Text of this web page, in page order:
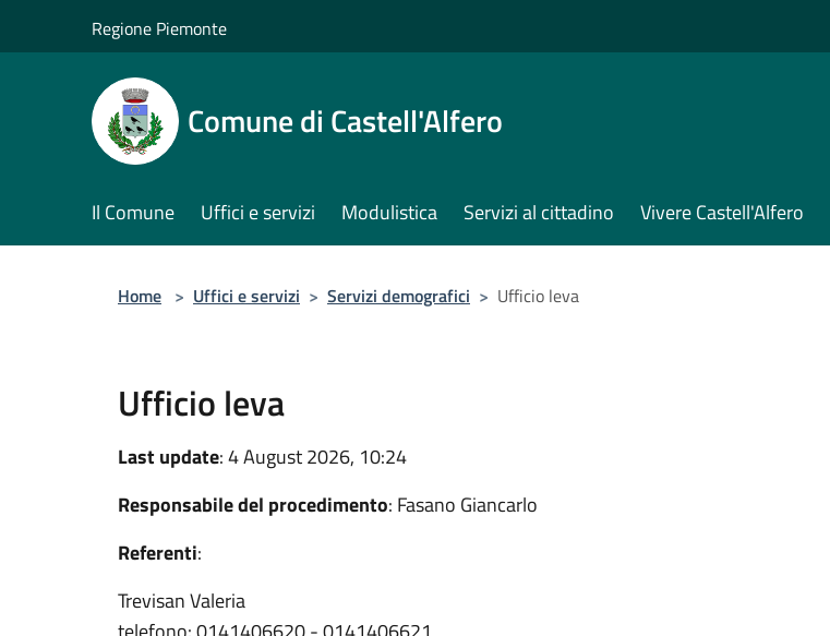
Regione Piemonte
Comune di Castell'Alfero
Il Comune Uffici e servizi Modulistica Servizi al cittadino Vivere Castell'Alfero
Home > Uffici e servizi > Servizi demografici > Ufficio leva
Ufficio leva
Last update: 4 August 2026, 10:24
Responsabile del procedimento: Fasano Giancarlo
Referenti:
Trevisan Valeria